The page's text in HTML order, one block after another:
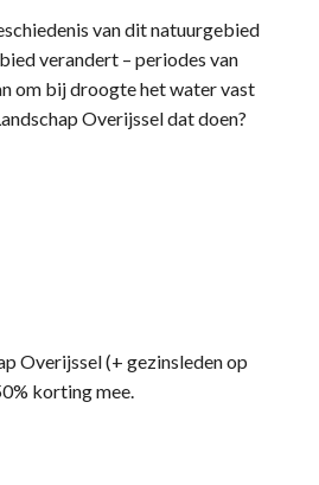
van dit natuurgebied
verandert – periodes van
om bij droogte het water vast
Overijssel dat doen?
Overijssel (+ gezinsleden op
korting mee.